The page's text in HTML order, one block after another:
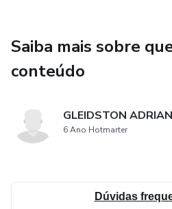
Saiba mais sobre
conteúdo
GLEIDSTON
6 Ano Hotmarter
Dúvidas